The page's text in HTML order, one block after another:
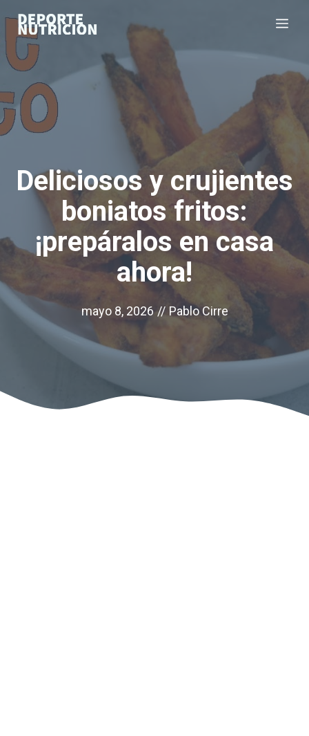
contenido
Deliciosos y crujientes
boniatos fritos:
¡prepáralos en casa
ahora!
mayo 8, 2026 // Pablo Cirre